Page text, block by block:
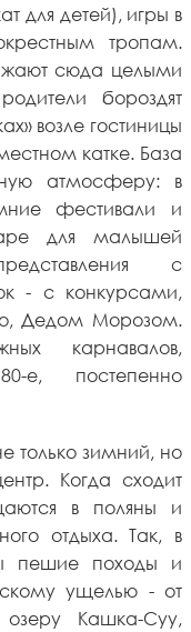
для детей), игры в
тропам.
сюда целыми
бороздят
возле гостиницы
катке. База
атмосферу: в
фестивали и
для малышей
с
- с конкурсами,
Дедом Морозом.
карнавалов,
е, постепенно
только зимний, но
Когда сходит
в поляны и
отдыха. Так, в
пешие походы и
ущелью - от
Кашка-Суу,